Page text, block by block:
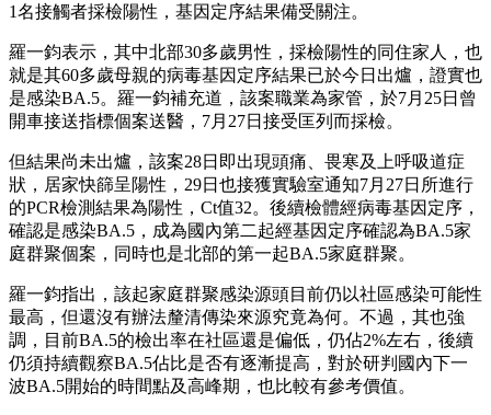
1名接觸者採檢陽性，基因定序結果備受關注。
羅一鈞表示，其中北部30多歲男性，採檢陽性的同住家人，也
就是其60多歲母親的病毒基因定序結果已於今日出爐，證實也
是感染BA.5。羅一鈞補充道，該案職業為家管，於7月25日曾
開車接送指標個案送醫，7月27日接受匡列而採檢。
但結果尚未出爐，該案28日即出現頭痛、畏寒及上呼吸道症
狀，居家快篩呈陽性，29日也接獲實驗室通知7月27日所進行
的PCR檢測結果為陽性，Ct值32。後續檢體經病毒基因定序，
確認是感染BA.5，成為國內第二起經基因定序確認為BA.5家
庭群聚個案，同時也是北部的第一起BA.5家庭群聚。
羅一鈞指出，該起家庭群聚感染源頭目前仍以社區感染可能性
最高，但還沒有辦法釐清傳染來源究竟為何。不過，其也強
調，目前BA.5的檢出率在社區還是偏低，仍佔2%左右，後續
仍須持續觀察BA.5佔比是否有逐漸提高，對於研判國內下一
波BA.5開始的時間點及高峰期，也比較有參考價值。